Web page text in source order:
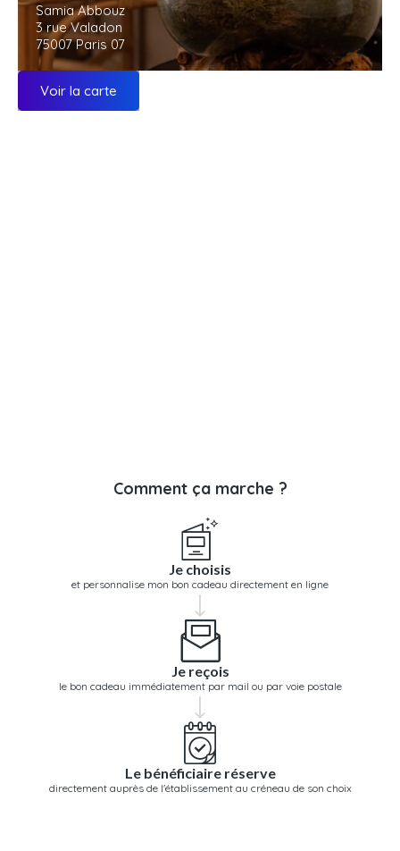
Samia Abbouz
3 rue Valadon
75007 Paris 07
Voir la carte
Comment ça marche ?
Je choisis
et personnalise mon bon cadeau directement en ligne
Je reçois
le bon cadeau immédiatement par mail ou par voie postale
Le bénéficiaire réserve
directement auprès de l'établissement au créneau de son choix